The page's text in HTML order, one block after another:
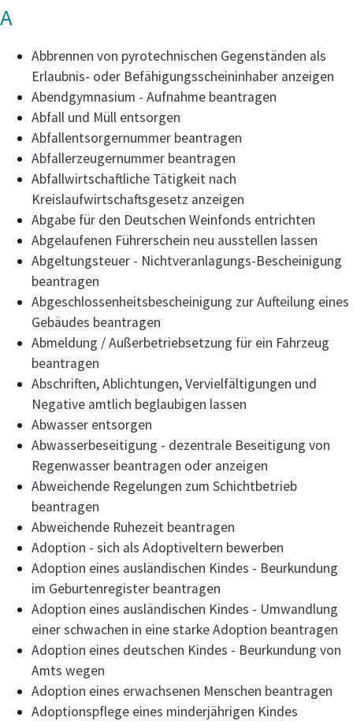
A
Abbrennen von pyrotechnischen Gegenständen als
Erlaubnis- oder Befähigungsscheininhaber anzeigen
Abendgymnasium - Aufnahme beantragen
Abfall und Müll entsorgen
Abfallentsorgernummer beantragen
Abfallerzeugernummer beantragen
Abfallwirtschaftliche Tätigkeit nach
Kreislaufwirtschaftsgesetz anzeigen
Abgabe für den Deutschen Weinfonds entrichten
Abgelaufenen Führerschein neu ausstellen lassen
Abgeltungsteuer - Nichtveranlagungs-Bescheinigung
beantragen
Abgeschlossenheitsbescheinigung zur Aufteilung eines
Gebäudes beantragen
Abmeldung / Außerbetriebsetzung für ein Fahrzeug
beantragen
Abschriften, Ablichtungen, Vervielfältigungen und
Negative amtlich beglaubigen lassen
Abwasser entsorgen
Abwasserbeseitigung - dezentrale Beseitigung von
Regenwasser beantragen oder anzeigen
Abweichende Regelungen zum Schichtbetrieb
beantragen
Abweichende Ruhezeit beantragen
Adoption - sich als Adoptiveltern bewerben
Adoption eines ausländischen Kindes - Beurkundung
im Geburtenregister beantragen
Adoption eines ausländischen Kindes - Umwandlung
einer schwachen in eine starke Adoption beantragen
Adoption eines deutschen Kindes - Beurkundung von
Amts wegen
Adoption eines erwachsenen Menschen beantragen
Adoptionspflege eines minderjährigen Kindes